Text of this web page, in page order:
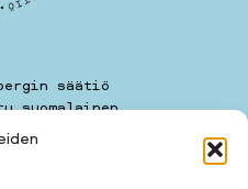
säätiö
suomalainen